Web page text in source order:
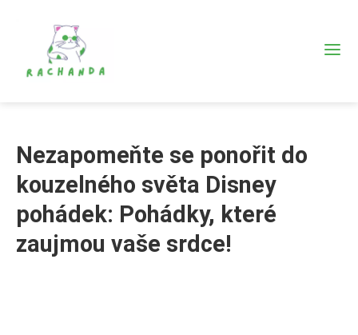
Nezapomeňte se ponořit do
kouzelného světa Disney
pohádek: Pohádky, které
zaujmou vaše srdce!